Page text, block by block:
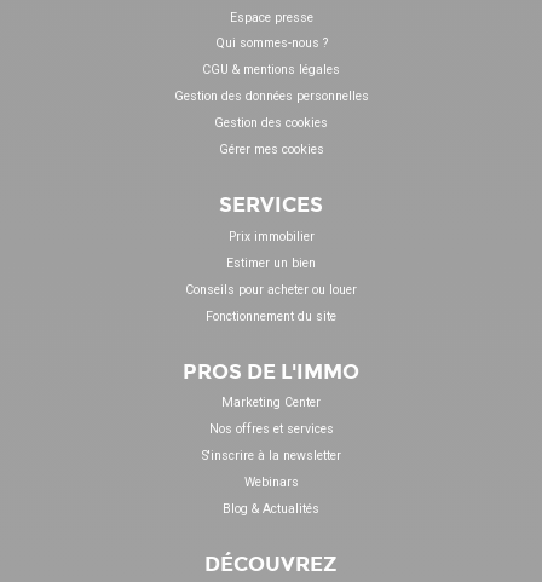
Espace presse
Qui sommes-nous ?
CGU & mentions légales
Gestion des données personnelles
Gestion des cookies
Gérer mes cookies
SERVICES
Prix immobilier
Estimer un bien
Conseils pour acheter ou louer
Fonctionnement du site
PROS DE L'IMMO
Marketing Center
Nos offres et services
S'inscrire à la newsletter
Webinars
Blog & Actualités
DÉCOUVREZ